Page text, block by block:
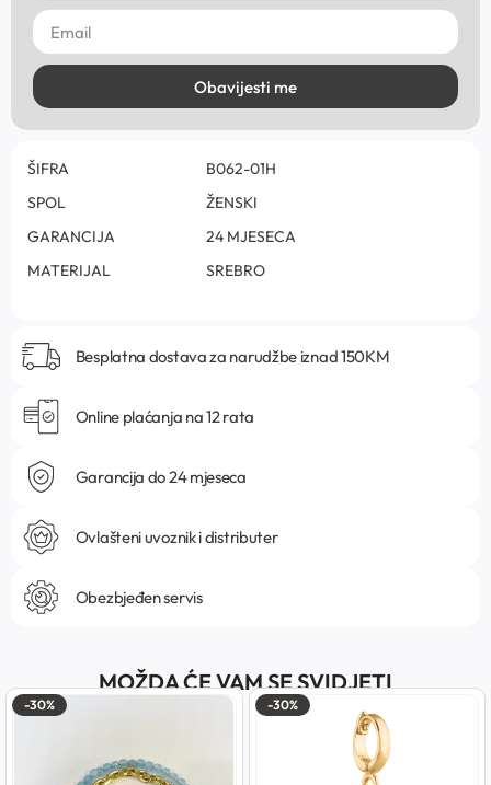
Obavijesti me
ŠIFRA
B062-01H
SPOL
ŽENSKI
GARANCIJA
24 MJESECA
MATERIJAL
SREBRO
Besplatna dostava za narudžbe iznad 150KM
Online plaćanja na 12 rata
Garancija do 24 mjeseca
Ovlašteni uvoznik i distributer
Obezbjeđen servis
MOŽDA ĆE VAM SE SVIDJETI
-30% -30%